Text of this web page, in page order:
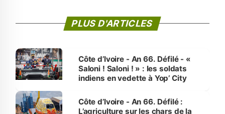
PLUS D'ARTICLES
Côte d’Ivoire - An 66. Défilé - «
Saloni ! Saloni ! » : les soldats
indiens en vedette à Yop’ City
Côte d’Ivoire - An 66. Défilé :
L’agriculture sur les chars de la